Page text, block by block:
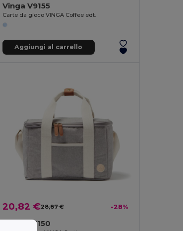
Vinga V9155
Carte da gioco VINGA Coffee edt.
Aggiungi al carrello
20,82 €28,87 € -28%
Vinga V5150